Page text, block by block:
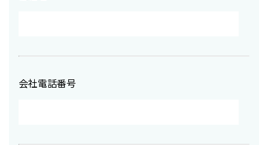
会社電話番号